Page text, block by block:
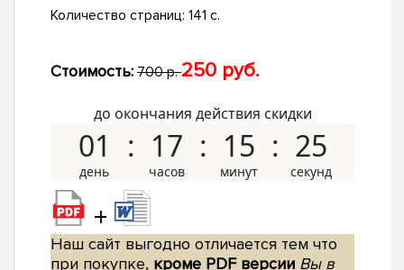
Количество страниц: 141 с.
Стоимость: 700 р.250 руб.
до окончания действия скидки
01 17 15 24
+
Наш сайт выгодно отличается тем что
при покупке, кроме PDF версии Вы в